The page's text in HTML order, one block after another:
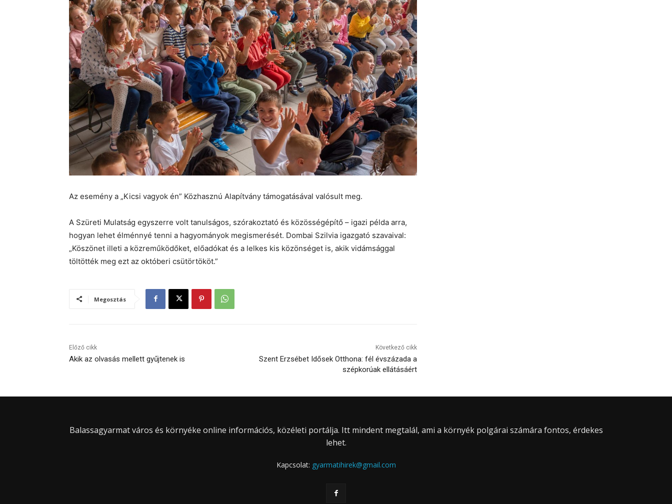
Az esemény a „Kicsi vagyok én” Közhasznú Alapítvány támogatásával valósult meg.
A Szüreti Mulatság egyszerre volt tanulságos, szórakoztató és közösségépítő – igazi példa arra,
hogyan lehet élménnyé tenni a hagyományok megismerését. Dombai Szilvia igazgató szavaival:
„Köszönet illeti a közreműködőket, előadókat és a lelkes kis közönséget is, akik vidámsággal
töltötték meg ezt az októberi csütörtököt.”
Megosztás
Előző cikk
Akik az olvasás mellett gyűjtenek is
Következő cikk
Szent Erzsébet Idősek Otthona: fél évszázada a
szépkorúak ellátásáért
Balassagyarmat város és környéke online információs, közéleti portálja. Itt mindent megtalál, ami a környék polgárai számára fontos, érdekes
lehet.
Kapcsolat: gyarmatihirek@gmail.com